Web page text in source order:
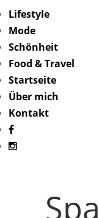
Lifestyle
Mode
Schönheit
Food & Travel
Startseite
Über mich
Kontakt